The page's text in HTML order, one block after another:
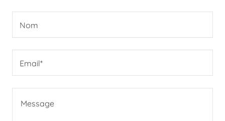
Nom
Email*